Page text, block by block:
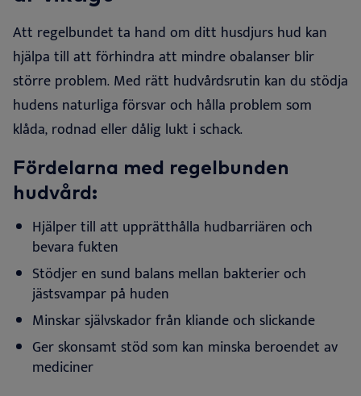
Att regelbundet ta hand om ditt husdjurs hud kan
hjälpa till att förhindra att mindre obalanser blir
större problem. Med rätt hudvårdsrutin kan du stödja
hudens naturliga försvar och hålla problem som
klåda, rodnad eller dålig lukt i schack.
Fördelarna med regelbunden
hudvård:
Hjälper till att upprätthålla hudbarriären och
bevara fukten
Stödjer en sund balans mellan bakterier och
jästsvampar på huden
Minskar självskador från kliande och slickande
Ger skonsamt stöd som kan minska beroendet av
mediciner